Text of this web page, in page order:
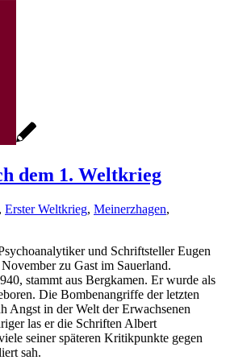
dem 1. Weltkrieg
, Erster Weltkrieg, Meinerzhagen,
und Schriftsteller Eugen
zu Gast im Sauerland.
stammt aus Bergkamen. Er wurde als
Die Bombenangriffe der letzten
Angst in der Welt der Erwachsenen
las er die Schriften Albert
seiner späteren Kritikpunkte gegen
sah.